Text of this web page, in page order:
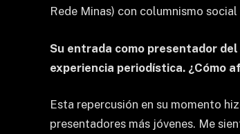
Rede Minas) con columnismo
Su entrada como presentador
experiencia periodística. ¿Cómo
Esta repercusión en su momento
presentadores más jóvenes. Me